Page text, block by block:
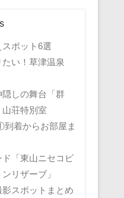
ポット6選
たい！草津温泉
隠しの舞台「群
荘特別室
着からお部屋ま
ド「東山ニセコビ
リザーブ」
スポットまとめ